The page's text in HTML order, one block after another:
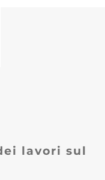
lavori sul